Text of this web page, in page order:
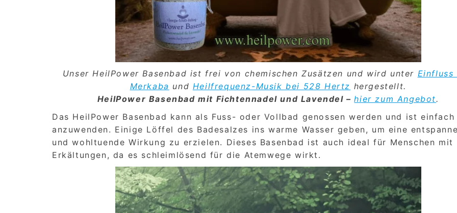
Unser HeilPower Basenbad ist frei von chemischen Zusätzen und wird unter Einfluss
Merkaba und Heilfrequenz-Musik bei 528 Hertz hergestellt.
HeilPower Basenbad mit Fichtennadel und Lavendel –hier zum Angebot.
Das HeilPower Basenbad kann als Fuss- oder Vollbad genossen werden und ist einfach
anzuwenden. Einige Löffel des Badesalzes ins warme Wasser geben, um eine
und wohltuende Wirkung zu erzielen. Dieses Basenbad ist auch ideal für Menschen mit
Erkältungen, da es schleimlösend für die Atemwege wirkt.